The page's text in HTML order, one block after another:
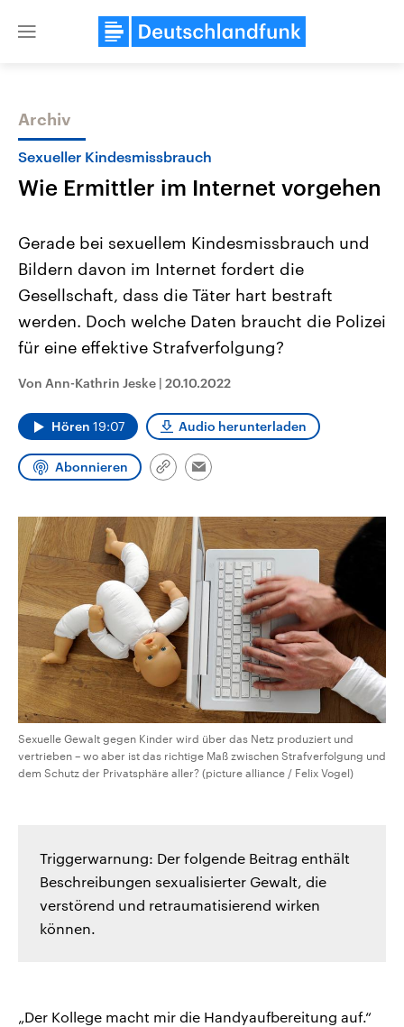
Close
Themen
Landtagswahl Sachsen-Anhalt
2026
Alle Informationen
Sachsen-Anhalt wählt am 6.
Landtag. Seit 2021 wird das
CDU, SPD und FDP regiert.-
Umfragen, Prognosen,
Wahlprogramme, aktuelle Berichte
und Hintergründe zu den Parteien
und Kandidaten der anstehenden
USA
Aktuelle Beiträge,
Hintergründe
Wirtschaftlich und
aktuelle Weltgeschehen.
Sendungen Programm
Archiv
Sexueller Kindesmissbrauch
Wie Ermittler im Internet vorgehen
Gerade bei sexuellem Kindesmissbrauch und
Bildern davon im Internet fordert die
Gesellschaft, dass die Täter hart bestraft
werden. Doch welche Daten braucht die Polizei
für eine effektive Strafverfolgung?
Von Ann-Kathrin Jeske | 20.10.2022
Hören 19:07 Audio herunterladen
Abonnieren
Link
Email
Sexuelle Gewalt gegen Kinder wird über das Netz produziert und
vertrieben – wo aber ist das richtige Maß zwischen Strafverfolgung und
dem Schutz der Privatsphäre aller? (picture alliance / Felix Vogel)
Triggerwarnung: Der folgende Beitrag enthält
Beschreibungen sexualisierter Gewalt, die
verstörend und retraumatisierend wirken
können.
„Der Kollege macht mir die Handyaufbereitung auf.“